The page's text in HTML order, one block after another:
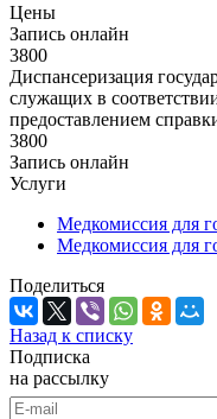
Цены
Запись онлайн
3800
Диспансеризация
служащих в
предоставлением
3800
Запись онлайн
Услуги
Медкомиссия для
Медкомиссия для
Поделиться
Назад к списку
Подписка
на рассылку